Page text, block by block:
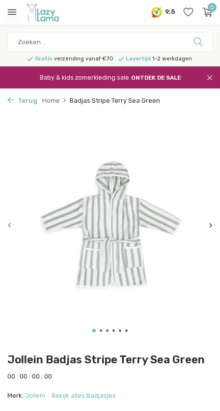
9,5
0
Gratis verzending vanaf €70 Levertijd1-2 werkdagen
Baby & kids zomerkleding sale ONTDEK DE SALE
Terug Home Badjas Stripe Terry Sea Green
Jollein Badjas Stripe Terry Sea Green
00 : 00 : 00 : 00
Merk: Jollein Bekijk alles Badjasjes